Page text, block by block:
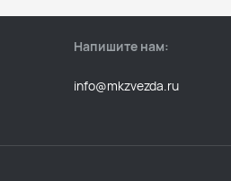
Напишите нам:
info@mkzvezda.ru